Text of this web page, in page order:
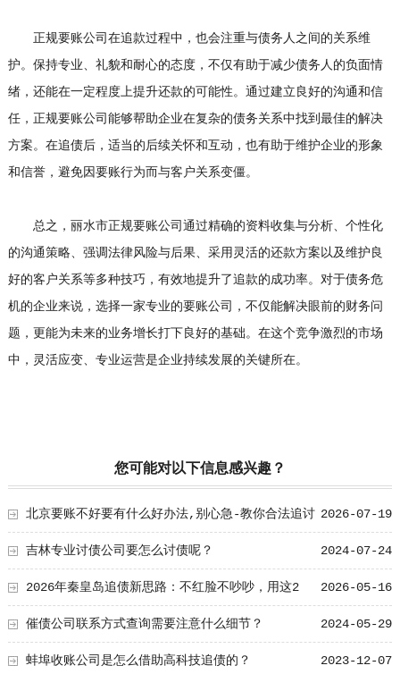
正规要账公司在追款过程中，也会注重与债务人之间的关系维
护。保持专业、礼貌和耐心的态度，不仅有助于减少债务人的负面情
绪，还能在一定程度上提升还款的可能性。通过建立良好的沟通和信
任，正规要账公司能够帮助企业在复杂的债务关系中找到最佳的解决
方案。在追债后，适当的后续关怀和互动，也有助于维护企业的形象
和信誉，避免因要账行为而与客户关系变僵。
总之，丽水市正规要账公司通过精确的资料收集与分析、个性化
的沟通策略、强调法律风险与后果、采用灵活的还款方案以及维护良
好的客户关系等多种技巧，有效地提升了追款的成功率。对于债务危
机的企业来说，选择一家专业的要账公司，不仅能解决眼前的财务问
题，更能为未来的业务增长打下良好的基础。在这个竞争激烈的市场
中，灵活应变、专业运营是企业持续发展的关键所在。
您可能对以下信息感兴趣？
2026-07-19
北京要账不好要有什么好办法,别心急-教你合法追讨
妙招 2024-07-24
吉林专业讨债公司要怎么讨债呢？
2026-05-16
2026年秦皇岛追债新思路：不红脸不吵吵，用这2
个“共同好友”传话 2024-05-29
催债公司联系方式查询需要注意什么细节？
2023-12-07
蚌埠收账公司是怎么借助高科技追债的？